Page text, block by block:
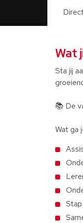
Wat
Sta jij
📚 De
Wat ga